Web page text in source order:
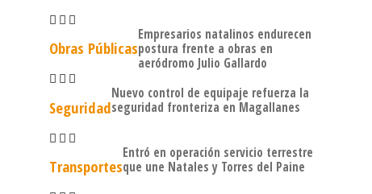
Obras Públicas
Empresarios natalinos endurecen
postura frente a obras en
aeródromo Julio Gallardo
Seguridad
Nuevo control de equipaje refuerza la
seguridad fronteriza en Magallanes
Transportes
Entró en operación servicio terrestre
que une Natales y Torres del Paine